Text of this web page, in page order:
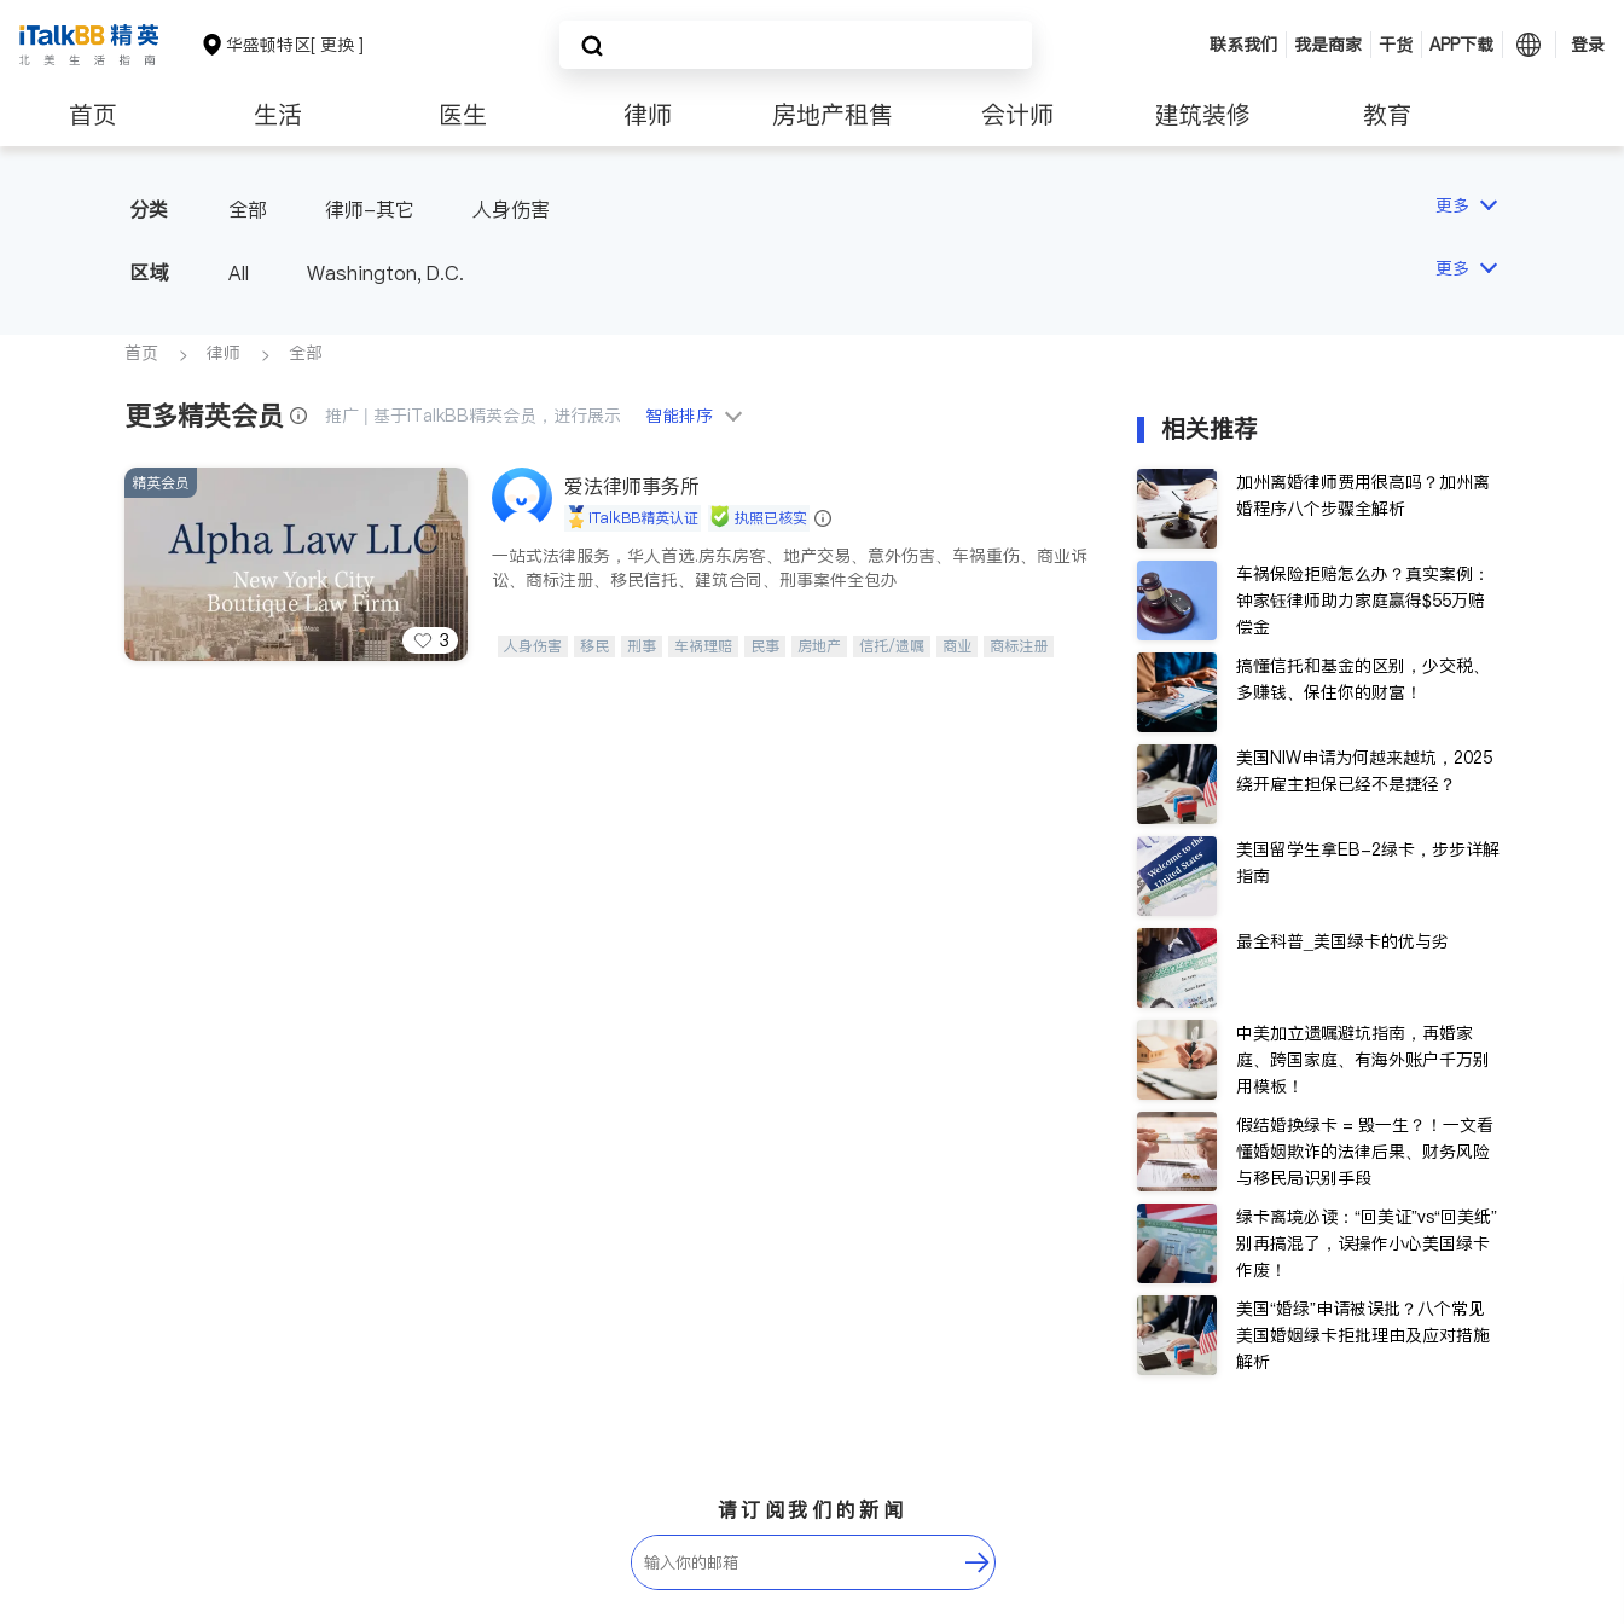
华盛顿特区[ 更换 ] 联系我们 我是商家 干货 APP下载 登录
首页 生活 医生 律师 房地产租售 会计师 建筑装修 教育
分类 全部 律师-其它 人身伤害 更多
区域 All Washington, D.C. 更多
首页 律师 全部
更多精英会员 推广 | 基于iTalkBB精英会员，进行展示 智能排序
3
精英会员 爱法律师事务所
iTalkBB精英认证 执照已核实
一站式法律服务，华人首选.房东房客、地产交易、意外伤害、车祸重伤、商业诉
讼、商标注册、移民信托、建筑合同、刑事案件全包办
人身伤害 移民 刑事 车祸理赔 民事 房地产 信托/遗嘱 商业
商标注册
相关推荐
加州离婚律师费用很高吗？加州离
婚程序八个步骤全解析
车祸保险拒赔怎么办？真实案例：
钟家钰律师助力家庭赢得$55万赔
偿金
搞懂信托和基金的区别，少交税、
多赚钱、保住你的财富！
美国NIW申请为何越来越坑，2025
绕开雇主担保已经不是捷径？
美国留学生拿EB-2绿卡，步步详解
指南
最全科普_美国绿卡的优与劣
中美加立遗嘱避坑指南，再婚家
庭、跨国家庭、有海外账户千万别
用模板！
假结婚换绿卡 = 毁一生？！一文看
懂婚姻欺诈的法律后果、财务风险
与移民局识别手段
绿卡离境必读：“回美证”vs“回美纸”
别再搞混了，误操作小心美国绿卡
作废！
美国“婚绿”申请被误批？八个常见
美国婚姻绿卡拒批理由及应对措施
解析
请订阅我们的新闻